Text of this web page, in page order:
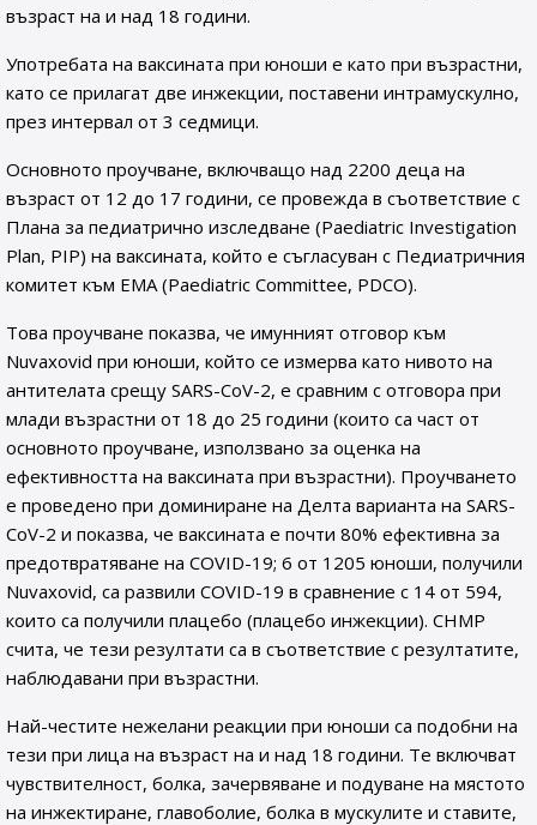
възраст на и над 18 години.
Употребата на ваксината при юноши е като при възрастни,
като се прилагат две инжекции, поставени интрамускулно,
през интервал от 3 седмици.
Основното проучване, включващо над 2200 деца на
възраст от 12 до 17 години, се провежда в съответствие с
Плана за педиатрично изследване (Paediatric Investigation
Plan, PIP) на ваксината, който е съгласуван с Педиатричния
комитет към EMA (Paediatric Committee, PDCO).
Това проучване показва, че имунният отговор към
Nuvaxovid при юноши, който се измерва като нивото на
антителата срещу SARS-CoV-2, е сравним с отговора при
млади възрастни от 18 до 25 години (които са част от
основното проучване, използвано за оценка на
ефективността на ваксината при възрастни). Проучването
е проведено при доминиране на Делта варианта на SARS-
CoV-2 и показва, че ваксината е почти 80% ефективна за
предотвратяване на COVID-19; 6 от 1205 юноши, получили
Nuvaxovid, са развили COVID-19 в сравнение с 14 от 594,
които са получили плацебо (плацебо инжекции). CHMP
счита, че тези резултати са в съответствие с резултатите,
наблюдавани при възрастни.
Най-честите нежелани реакции при юноши са подобни на
тези при лица на възраст на и над 18 години. Те включват
чувствителност, болка, зачервяване и подуване на мястото
на инжектиране, главоболие, болка в мускулите и ставите,